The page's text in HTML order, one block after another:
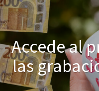
Accede al
las